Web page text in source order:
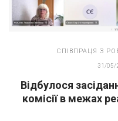
СПІВПРАЦЯ З
31/05/
Відбулося
комісії в межах